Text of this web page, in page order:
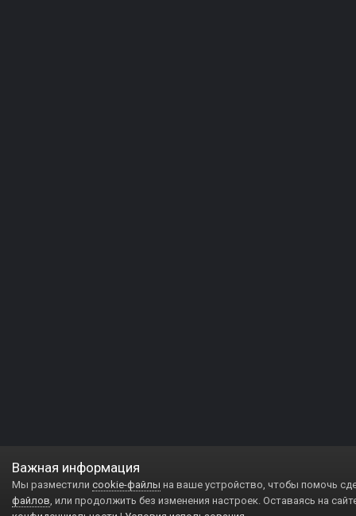
Важная информация
Мы разместили cookie-файлы на ваше устройство, чтобы помочь
файлов, или продолжить без изменения настроек. Оставаясь на